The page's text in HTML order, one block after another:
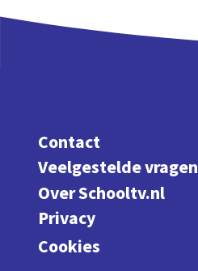
Contact
Veelgestelde vragen
Over Schooltv.nl
Privacy
Cookies